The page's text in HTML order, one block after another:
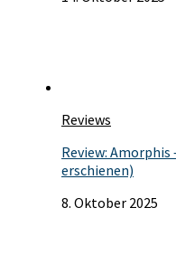
Reviews
Review:
erschienen)
8. Oktober 2025